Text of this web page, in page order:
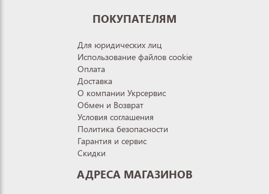
ПОКУПАТЕЛЯМ
Для юридических лиц
Использование файлов cookie
Оплата
Доставка
О компании Укрсервис
Обмен и Возврат
Условия соглашения
Политика безопасности
Гарантия и сервис
Скидки
АДРЕСА МАГАЗИНОВ